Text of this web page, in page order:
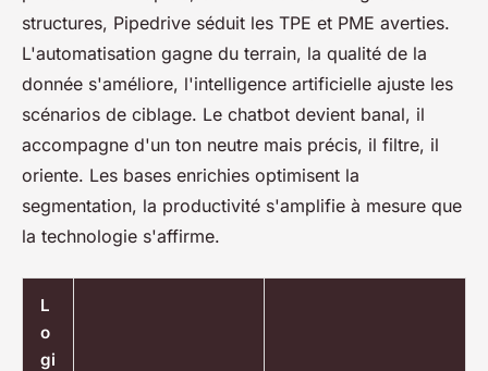
structures, Pipedrive séduit les TPE et PME averties.
L'automatisation gagne du terrain, la qualité de la
donnée s'améliore, l'intelligence artificielle ajuste les
scénarios de ciblage. Le chatbot devient banal, il
accompagne d'un ton neutre mais précis, il filtre, il
oriente. Les bases enrichies optimisent la
segmentation, la productivité s'amplifie à mesure que
la technologie s'affirme.
L
o
gi